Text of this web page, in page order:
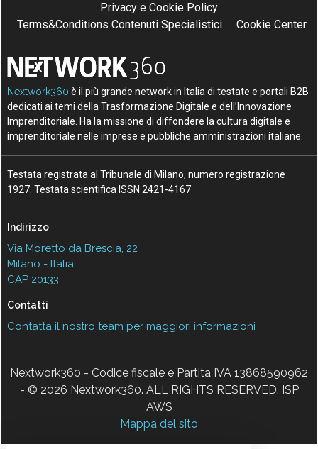
Privacy e Cookie Policy
Terms&Conditions Contenuti Specialistici
Cookie Center
Nextwork360 è il più grande network in Italia di testate e portali B2B
dedicati ai temi della Trasformazione Digitale e dell’Innovazione
Imprenditoriale. Ha la missione di diffondere la cultura digitale e
imprenditoriale nelle imprese e pubbliche amministrazioni italiane.
Testata registrata al Tribunale di Milano, numero registrazione
1927. Testata scientifica ISSN 2421-4167
Indirizzo
Via Moretto da Brescia, 22
Milano - Italia
CAP 20133
Contatti
Contatta il nostro team per maggiori informazioni
Nextwork360 - Codice fiscale e Partita IVA 13868590962
- © 2026 Nextwork360. ALL RIGHTS RESERVED. ISP
AWS
Mappa del sito